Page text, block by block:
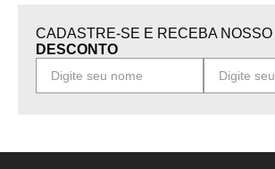
CADASTRE-SE E RECEBA NOSSO
DESCONTO